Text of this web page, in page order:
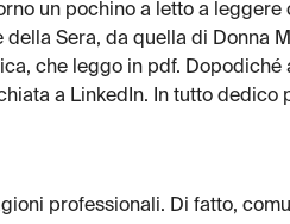
un pochino a letto a
Sera, da quella di Donna
che leggo in pdf. Dopodiché
a LinkedIn. In tutto dedico
professionali. Di fatto,